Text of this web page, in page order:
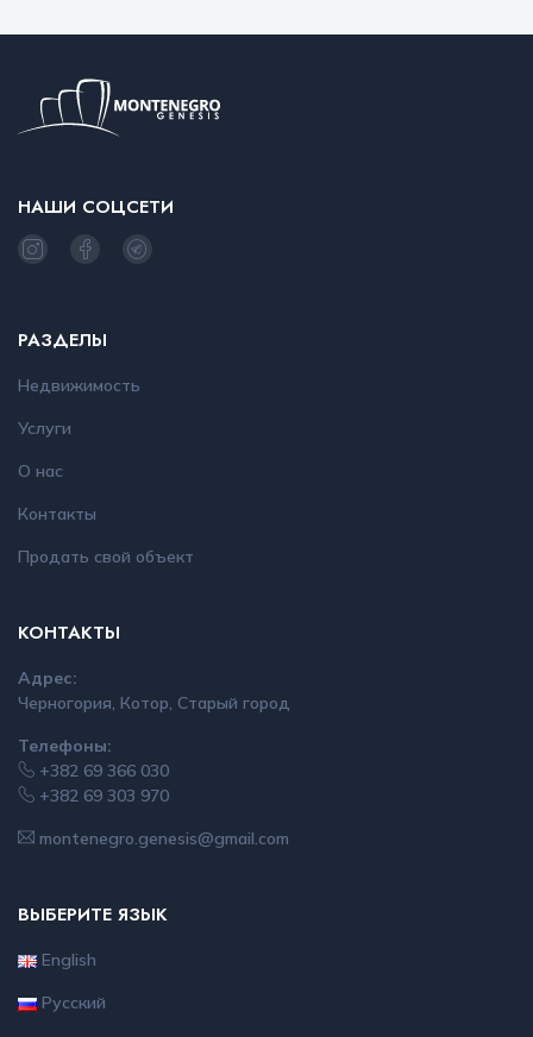
НАШИ СОЦСЕТИ
РАЗДЕЛЫ
Недвижимость
Услуги
О нас
Контакты
Продать свой объект
КОНТАКТЫ
Адрес:
Черногория, Котор, Старый город
Телефоны:
+382 69 366 030
+382 69 303 970
montenegro.genesis@gmail.com
ВЫБЕРИТЕ ЯЗЫК
English
Русский